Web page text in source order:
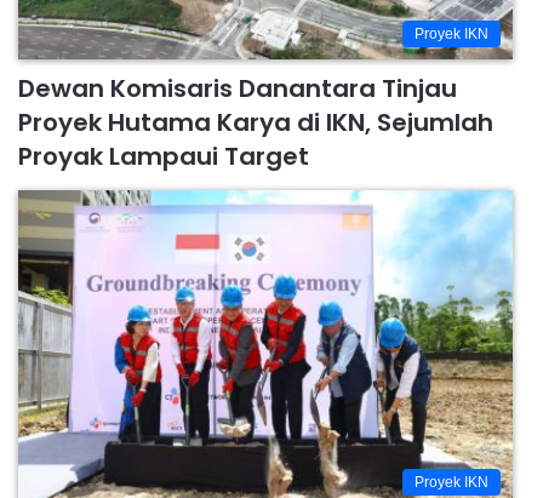
Proyek IKN
Dewan Komisaris Danantara Tinjau
Proyek Hutama Karya di IKN, Sejumlah
Proyak Lampaui Target
Proyek IKN